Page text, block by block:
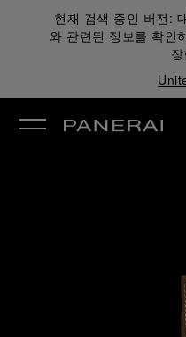
현재 검색 중인 버전:
와 관련된 정보를 확인